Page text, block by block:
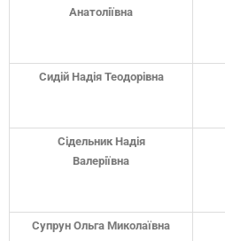
Анатоліївна
Сидій Надія Теодорівна
Сідельник Надія
Валеріївна
Супрун Ольга Миколаївна